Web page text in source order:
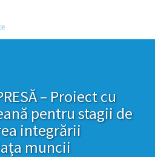
– Proiect cu
pentru stagii de
integrării
muncii